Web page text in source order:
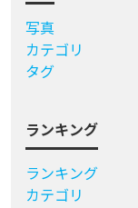
写真
カテゴリ
タグ
ランキング
ランキング
カテゴリ